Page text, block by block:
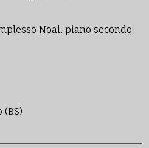
Noal, piano secondo
(BS)